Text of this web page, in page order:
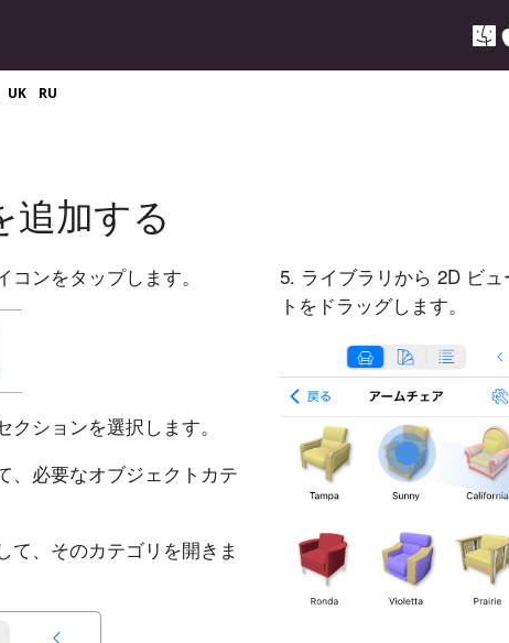
UK RU
追加する
コンをタップします。
クションを選択します。
、必要なオブジェクトカテ
て、そのカテゴリを開きま
5. ライブラリから 2D ビ
トをドラッグします。